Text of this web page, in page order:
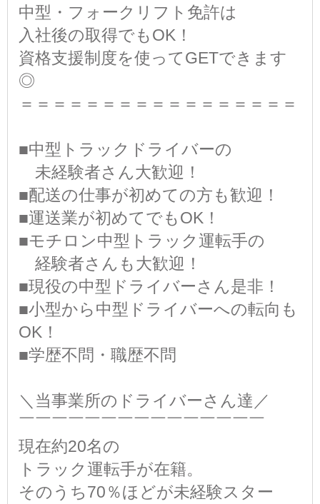
中型・フォークリフト免許は
入社後の取得でもOK！
資格支援制度を使ってGETできます
◎
＝＝＝＝＝＝＝＝＝＝＝＝＝＝＝＝＝
■中型トラックドライバーの
未経験者さん大歓迎！
■配送の仕事が初めての方も歓迎！
■運送業が初めてでもOK！
■モチロン中型トラック運転手の
経験者さんも大歓迎！
■現役の中型ドライバーさん是非！
■小型から中型ドライバーへの転向も
OK！
■学歴不問・職歴不問
＼当事業所のドライバーさん達／
￣￣￣￣￣￣￣￣￣￣￣￣￣￣￣
現在約20名の
トラック運転手が在籍。
そのうち70％ほどが未経験スター